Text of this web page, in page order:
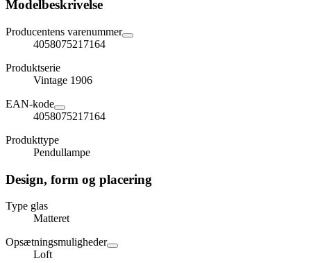
Modelbeskrivelse
Producentens varenummer
4058075217164
Produktserie
Vintage 1906
EAN-kode
4058075217164
Produkttype
Pendullampe
Design, form og placering
Type glas
Matteret
Opsætningsmuligheder
Loft